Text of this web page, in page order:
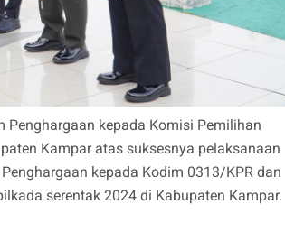
kepada Komisi Pemilihan
Kampar atas suksesnya pelaksanaan
kepada Kodim 0313/KPR dan
serentak 2024 di Kabupaten Kampar.